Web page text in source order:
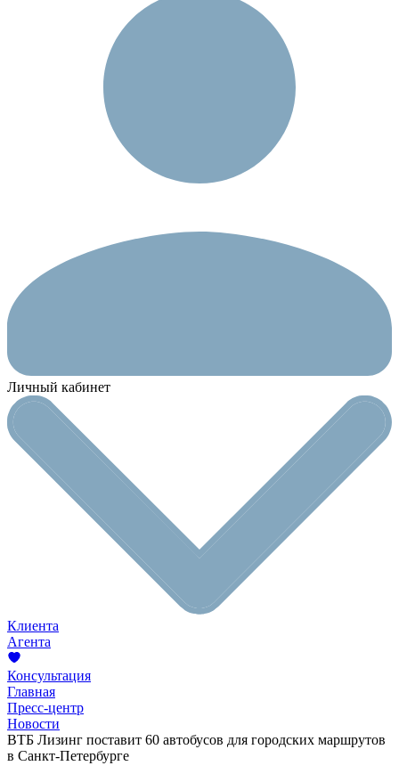
Личный кабинет
Клиента
Агента
Консультация
Главная
Пресс-центр
Новости
ВТБ Лизинг поставит 60 автобусов для городских маршрутов
в Санкт-Петербурге